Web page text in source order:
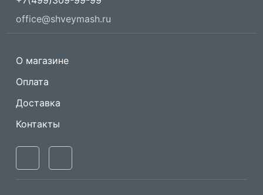
office@shveymash.ru
О магазине
Оплата
Доставка
Контакты